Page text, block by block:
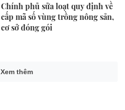
Chính phủ sửa loạt quy định về
cấp mã số vùng trồng nông sản,
cơ sở đóng gói
Xem thêm